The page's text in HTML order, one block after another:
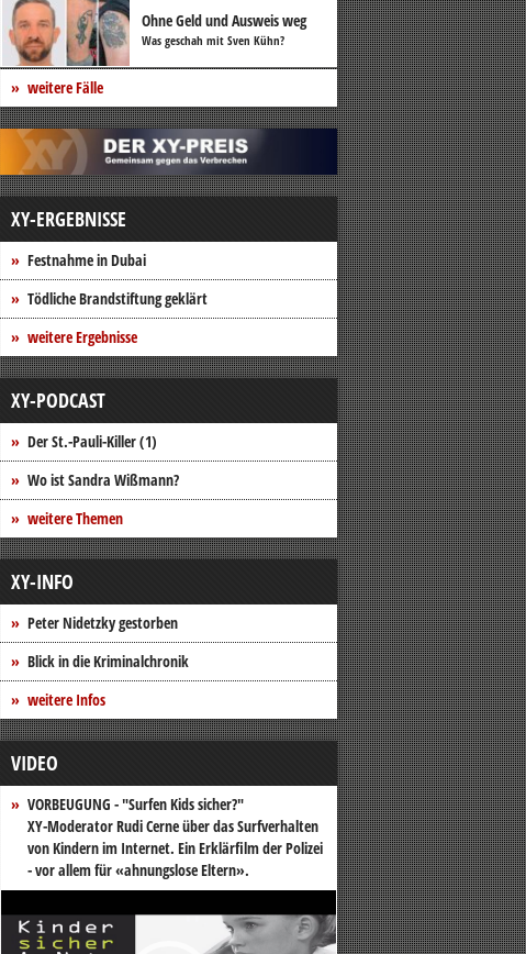
Ohne Geld und Ausweis weg
Was geschah mit Sven Kühn?
weitere Fälle
XY-ERGEBNISSE
Festnahme in Dubai
Tödliche Brandstiftung geklärt
weitere Ergebnisse
XY-PODCAST
Der St.-Pauli-Killer (1)
Wo ist Sandra Wißmann?
weitere Themen
XY-INFO
Peter Nidetzky gestorben
Blick in die Kriminalchronik
weitere Infos
VIDEO
VORBEUGUNG - "Surfen Kids sicher?"
XY-Moderator Rudi Cerne über das Surfverhalten
von Kindern im Internet. Ein Erklärfilm der Polizei
- vor allem für «ahnungslose Eltern».
Video-
Player